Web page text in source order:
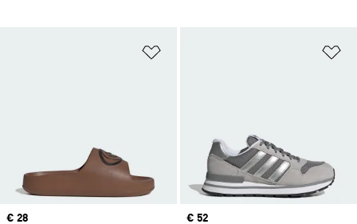
Pridať do zoznamu želaných
Current price
€ 28 Current price
€ 52